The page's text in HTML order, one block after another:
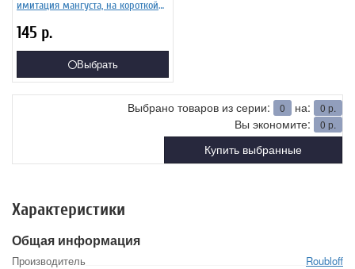
имитация мангуста, на короткой
145 р.
Выбрать
Выбрано товаров из серии: 0 на: 0 р.
Вы экономите: 0 р.
Купить выбранные
Характеристики
Общая информация
Производитель
Roubloff